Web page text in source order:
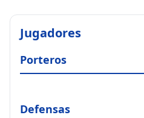
Jugadores
Porteros
Defensas